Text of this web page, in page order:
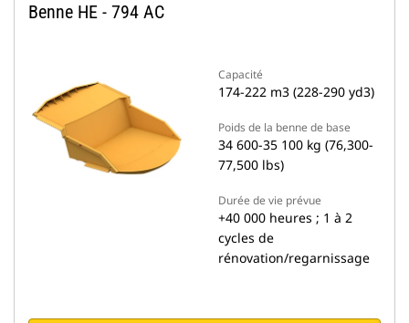
Benne HE - 794 AC
Capacité
174-222 m3 (228-290 yd3)
Poids de la benne de base
34 600-35 100 kg (76,300-
77,500 lbs)
Durée de vie prévue
+40 000 heures ; 1 à 2
cycles de
rénovation/regarnissage